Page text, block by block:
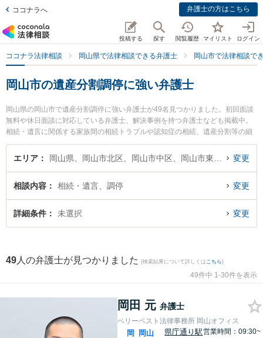
ココナラへ 弁護士の方はこちら
投稿する 探す 閲覧履歴 マイリスト ログイン
ココナラ法律相談 岡山県で法律相談できる弁護士 岡山市で法律相談で
岡山市の遺産分割調停に強い弁護士
岡山県の岡山市で遺産分割調停に強い弁護士が49名見つかりました。初回面談
無料や休日面談に対応している弁護士、解決事例を持つ弁護士なども掲載中。
相続・遺言に関係する家族間の相続トラブルや認知症の相続、遺産分割等の細
かな分野での絞り込み検索もでき便利です。特にベリーベスト法律事務所 岡山
オフィスの岡田 元弁護士や葵綜合法律事務所の吉田 浩晃弁護士、葵綜合法律事
に弁護士に相談したい』『遺産分割調停のトラブル解決の実績豊富な近くの弁
護士を検索したい』『初回相談無料で遺産分割調停を法律相談できる岡山市内
の弁護士に相談予約したい』などでお困りの相談者さんにおすすめです。
エリア 変更
相談内容 相続・遺言、調停 変更
詳細条件 未選択 変更
49 人の弁護士が見つかりました (検索結果について詳しくは こちら)
49件中 1-30件を表示
岡田 元 弁護士
ベリーベスト法律事務所 岡山オフィス
岡
岡山
県庁通り駅営業時間：09:30~